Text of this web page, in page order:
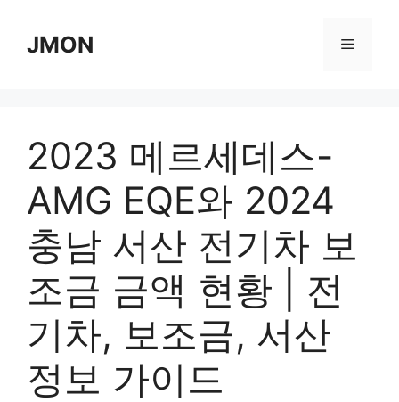
contentJMON Menu
2023 메르세데스-
AMG EQE와 2024
충남 서산 전기차 보
조금 금액 현황 | 전
기차, 보조금, 서산
정보 가이드